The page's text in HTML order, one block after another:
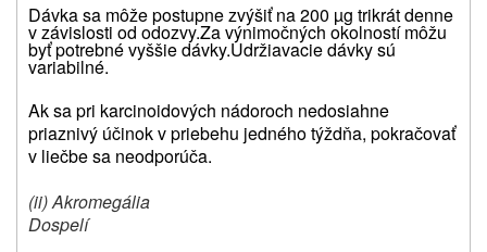
Dávka sa môže postupne zvýšiť na 200 µg trikrát denne
v závislosti od odozvy.Za výnimočných okolností môžu
byť potrebné vyššie dávky.Udržiavacie dávky sú
variabilné.
Ak sa pri karcinoidových nádoroch nedosiahne
priaznivý účinok v priebehu jedného týždňa, pokračovať
v liečbe sa neodporúča.
(ii) Akromegália
Dospelí